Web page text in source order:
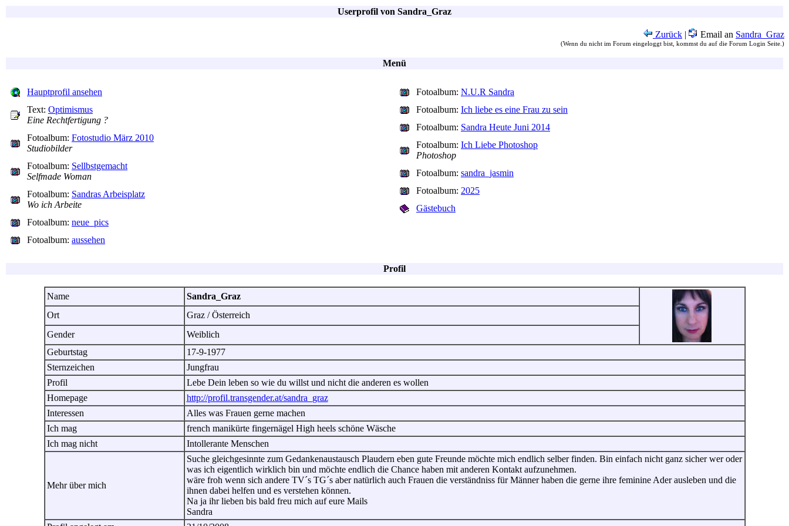
Userprofil von Sandra_Graz
Zurück | Email an Sandra_Graz
(Wenn du nicht im Forum eingeloggt bist, kommst du auf die Forum Login Seite.)
Menü
Hauptprofil ansehen
Text: Optimismus
Eine Rechtfertigung ?
Fotoalbum: Fotostudio März 2010
Studiobilder
Fotoalbum: Sellbstgemacht
Selfmade Woman
Fotoalbum: Sandras Arbeisplatz
Wo ich Arbeite
Fotoalbum: neue_pics
Fotoalbum: aussehen
Fotoalbum: N.U.R Sandra
Fotoalbum: Ich liebe es eine Frau zu sein
Fotoalbum: Sandra Heute Juni 2014
Fotoalbum: Ich Liebe Photoshop
Photoshop
Fotoalbum: sandra_jasmin
Fotoalbum: 2025
Gästebuch
Profil
Name
Sandra_Graz
Ort
Graz / Österreich
Gender
Weiblich
Geburtstag
17-9-1977
Sternzeichen
Jungfrau
Profil
Lebe Dein leben so wie du willst und nicht die anderen es wollen
Homepage
http://profil.transgender.at/sandra_graz
Interessen
Alles was Frauen gerne machen
Ich mag
french manikürte fingernägel High heels schöne Wäsche
Ich mag nicht
Intollerante Menschen
Mehr über mich
Suche gleichgesinnte zum Gedankenaustausch Plaudern eben gute Freunde möchte mich endlich selber finden. Bin einfach nicht ganz sicher wer oder
was ich eigentlich wirklich bin und möchte endlich die Chance haben mit anderen Kontakt aufzunehmen.
wäre froh wenn sich andere TV´s TG´s aber natürlich auch Frauen die verständniss für Männer haben die gerne ihre feminine Ader ausleben und die
ihnen dabei helfen und es verstehen können.
Na ja ihr lieben bis bald freu mich auf eure Mails
Sandra